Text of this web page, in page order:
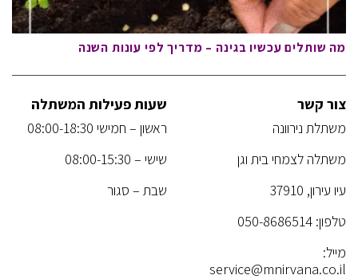
מה שותלים עכשיו בגינה – מדריך לפי עונות השנה
צור קשר
משתלת נירוונה
משתלה לצמחי בית וגן
עיו עירון, 37910
טלפון: 050-8686514
מייל:
service@mnirvana.co.il
שעות פעילות המשתלה
ראשון – חמישי 08:00-18:30
שישי – 08:00-15:30
שבת – סגור